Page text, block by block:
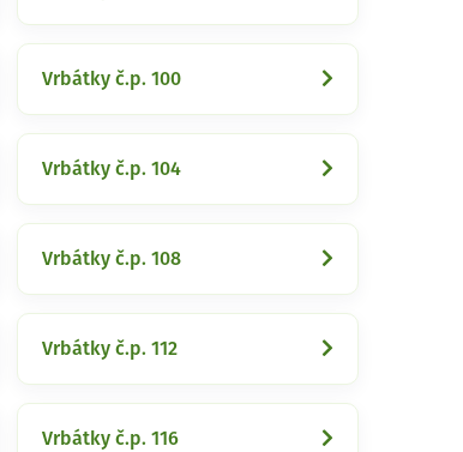
Vrbátky č.p. 100
Vrbátky č.p. 104
Vrbátky č.p. 108
Vrbátky č.p. 112
Vrbátky č.p. 116